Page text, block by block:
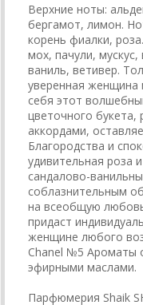
Верхние ноты:
бергамот, лимон.
корень фиалки,
мох, пачули,
ваниль, ветивер.
уверенная
себя этот
цветочного букета,
аккордами,
Благородства и
удивительная роза
сандалово-
соблазнительным
на всеобщую
придаст
женщине любого
Chanel №5 Ароматы
эфирными маслами.
Парфюмерия Shaik